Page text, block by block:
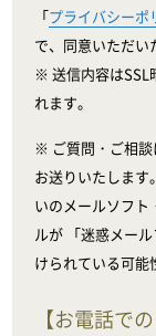
「プライバシーポ
で、同意いただい
※ 送信内容はSSL
れます。
※ ご質問・ご相談
お送りいたします
いのメールソフト
ルが 「迷惑メー
けられている可能
【お電話で